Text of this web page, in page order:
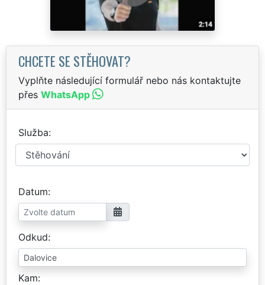
CHCETE SE STĚHOVAT?
Vyplňte následující formulář nebo nás kontaktujte
přes WhatsApp
Služba
Datum
Odkud
Kam